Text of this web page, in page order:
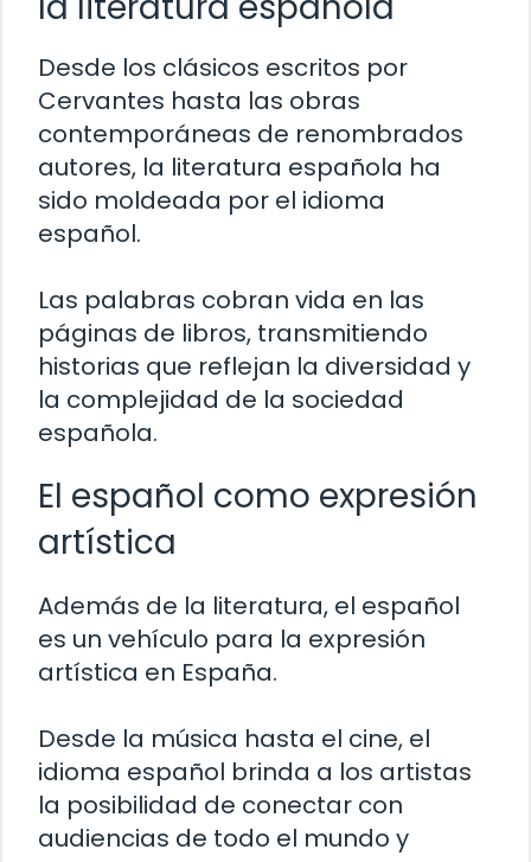
Desde los clásicos escritos por
Cervantes hasta las obras
contemporáneas de renombrados
autores, la literatura española ha
sido moldeada por el idioma
español.
Las palabras cobran vida en las
páginas de libros, transmitiendo
historias que reflejan la diversidad y
la complejidad de la sociedad
española.
El español como expresión
artística
Además de la literatura, el español
es un vehículo para la expresión
artística en España.
Desde la música hasta el cine, el
idioma español brinda a los artistas
la posibilidad de conectar con
audiencias de todo el mundo y